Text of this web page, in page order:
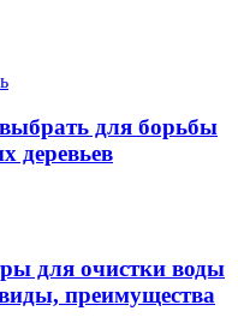
для борьбы
деревьев
для очистки воды
преимущества